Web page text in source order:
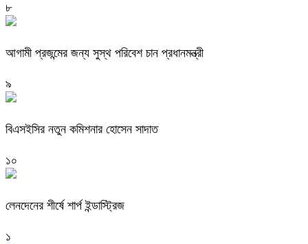
৮
আগামী প্রজন্মের জন্য সুস্থ পরিবেশ চান প্রধানমন্ত্রী
৯
বিএসইসির নতুন কমিশনার হোসেন সাদাত
১০
লেনদেনের শীর্ষে শার্প ইন্ডাস্ট্রিজ
১